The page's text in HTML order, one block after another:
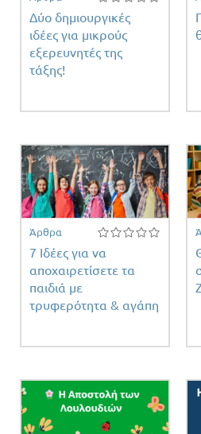
Δύο δημιουργικές
ιδέες για μικρούς
εξερευνητές της
τάξης!
Άρθρα
7 Ιδέες για να
αποχαιρετίσετε τα
παιδιά με
τρυφερότητα & αγάπη